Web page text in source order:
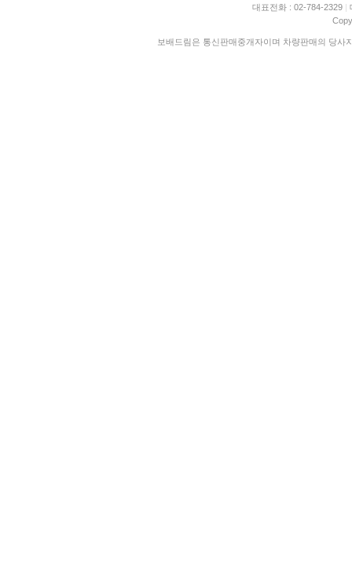
대표전화 : 02-784-2329 |
보배드림은 통신판매중개자이며 차량판매의 당